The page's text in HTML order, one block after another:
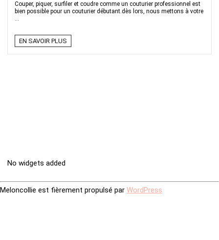
Couper, piquer, surfiler et coudre comme un couturier professionnel est
bien possible pour un couturier débutant.dès lors, nous mettons à votre
...
EN SAVOIR PLUS
No widgets added
Meloncollie est fièrement propulsé par WordPress